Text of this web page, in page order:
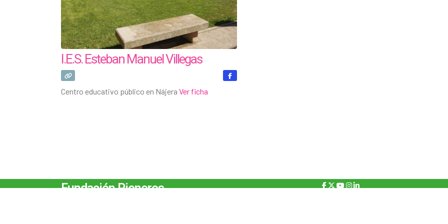
I.E.S. Esteban Manuel Villegas
Centro educativo público en NájeraVer ficha
Fundación Pioneros